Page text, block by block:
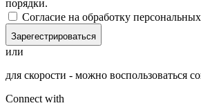
порядки.
Согласие на обработку
Зарегестрироваться
или
для скорости - можно воспользоваться
Connect with